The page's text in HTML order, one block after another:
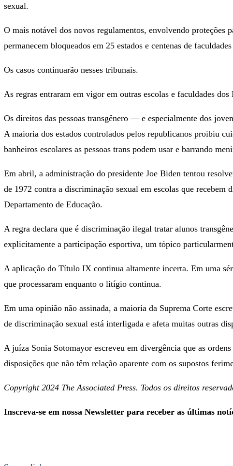
sexual.
O mais notável dos novos regulamentos, envolvendo proteções
permanecem bloqueados em 25 estados e centenas de
Os casos continuarão nesses tribunais.
As regras entraram em vigor em outras escolas e faculdades dos
Os direitos das pessoas transgênero — e especialmente dos
A maioria dos estados controlados pelos republicanos proibiu
banheiros escolares as pessoas trans podem usar e barrando
Em abril, a administração do presidente Joe Biden tentou
de 1972 contra a discriminação sexual em escolas que
Departamento de Educação.
A regra declara que é discriminação ilegal tratar alunos
explicitamente a participação esportiva, um tópico
A aplicação do Título IX continua altamente incerta. Em uma
que processaram enquanto o litígio continua.
Em uma opinião não assinada, a maioria da Suprema Corte
de discriminação sexual está interligada e afeta muitas outras
A juíza Sonia Sotomayor escreveu em divergência que as
disposições que não têm relação aparente com os supostos
Copyright 2024 The Associated Press. Todos os direitos
Inscreva-se em nossa Newsletter para receber as últimas